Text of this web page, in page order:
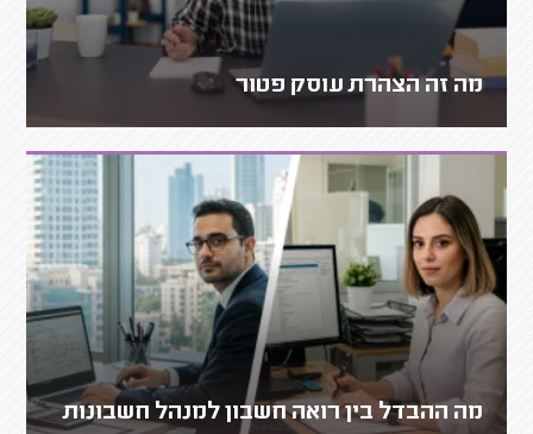
מה זה הצהרת עוסק פטור
מה ההבדל בין רואה חשבון למנהל חשבונות